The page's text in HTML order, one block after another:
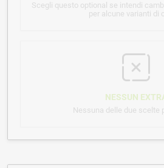
Scegli questo optional se intendi
per alcune varianti di
NESSUN
Nessuna delle due scelte